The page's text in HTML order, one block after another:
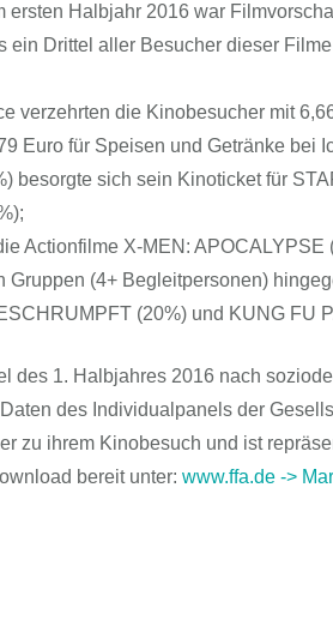
Halbjahr 2016 war
ein Drittel aller Besucher dieser
verzehrten die Kinobesucher mit
Euro für Speisen und Getränke bei
besorgte sich sein Kinoticket für
Actionfilme X-MEN:
(4+ Begleitpersonen)
(20%) und KUNG FU
des 1. Halbjahres 2016 nach
des Individualpanels der
zu ihrem Kinobesuch und ist
bereit unter: www.ffa.de ->